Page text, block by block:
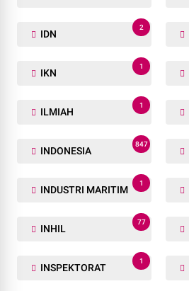
IDN
2
IKN
1
ILMIAH
1
INDONESIA
847
INDUSTRI MARITIM
1
INHIL
77
INSPEKTORAT
1